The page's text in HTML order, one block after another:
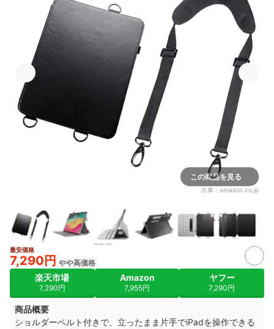
この商品を見る
出典： amazon.co.jp
最安価格
7,290円 やや高価格
楽天市場
7,290円
Amazon
7,955円
ヤフー
7,290円
商品概要
ショルダーベルト付きで、立ったまま片手でiPadを操作できる